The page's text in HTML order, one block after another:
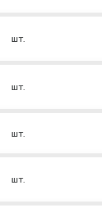
шт.
шт.
шт.
шт.